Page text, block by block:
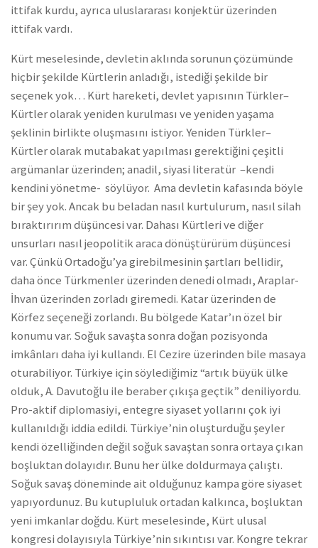
ittifak kurdu, ayrıca uluslararası konjektür üzerinden
ittifak vardı.
Kürt meselesinde, devletin aklında sorunun çözümünde
hiçbir şekilde Kürtlerin anladığı, istediği şekilde bir
seçenek yok… Kürt hareketi, devlet yapısının Türkler–
Kürtler olarak yeniden kurulması ve yeniden yaşama
şeklinin birlikte oluşmasını istiyor. Yeniden Türkler–
Kürtler olarak mutabakat yapılması gerektiğini çeşitli
argümanlar üzerinden; anadil, siyasi literatür –kendi
kendini yönetme- söylüyor. Ama devletin kafasında böyle
bir şey yok. Ancak bu beladan nasıl kurtulurum, nasıl silah
bıraktırırım düşüncesi var. Dahası Kürtleri ve diğer
unsurları nasıl jeopolitik araca dönüştürürüm düşüncesi
var. Çünkü Ortadoğu’ya girebilmesinin şartları bellidir,
daha önce Türkmenler üzerinden denedi olmadı, Araplar-
İhvan üzerinden zorladı giremedi. Katar üzerinden de
Körfez seçeneği zorlandı. Bu bölgede Katar’ın özel bir
konumu var. Soğuk savaşta sonra doğan pozisyonda
imkânları daha iyi kullandı. El Cezire üzerinden bile masaya
oturabiliyor. Türkiye için söylediğimiz “artık büyük ülke
olduk, A. Davutoğlu ile beraber çıkışa geçtik” deniliyordu.
Pro-aktif diplomasiyi, entegre siyaset yollarını çok iyi
kullanıldığı iddia edildi. Türkiye’nin oluşturduğu şeyler
kendi özelliğinden değil soğuk savaştan sonra ortaya çıkan
boşluktan dolayıdır. Bunu her ülke doldurmaya çalıştı.
Soğuk savaş döneminde ait olduğunuz kampa göre siyaset
yapıyordunuz. Bu kutupluluk ortadan kalkınca, boşluktan
yeni imkanlar doğdu. Kürt meselesinde, Kürt ulusal
kongresi dolayısıyla Türkiye’nin sıkıntısı var. Kongre tekrar